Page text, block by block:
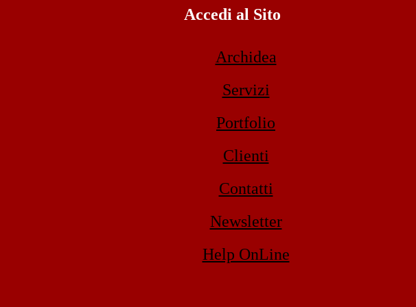
Accedi al Sito
Archidea
Servizi
Portfolio
Clienti
Contatti
Newsletter
Help OnLine